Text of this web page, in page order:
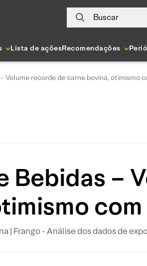
Buscar
Lista de açõesRecomendações
Volume recorde de carne bovina, otimismo
Bebidas –
| Frango - Análise dos dados de